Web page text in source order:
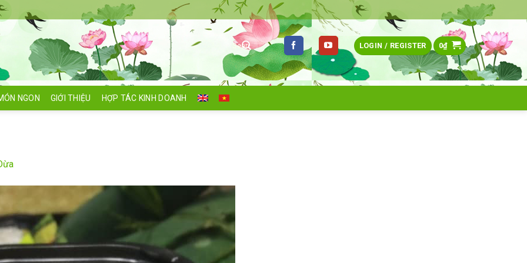
Search
for:
LOGIN / REGISTER 0₫
NGON GIỚI THIỆU HỢP TÁC KINH DOANH